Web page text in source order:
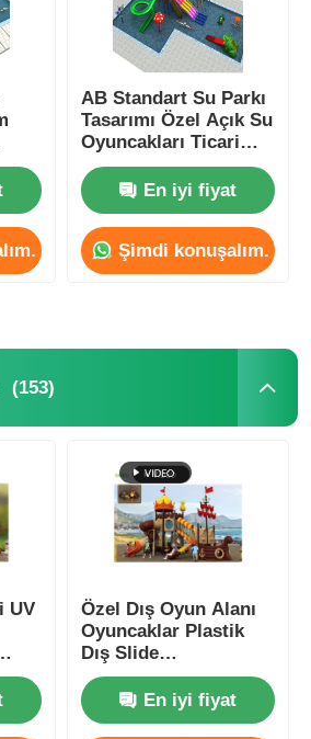
AB Standart Su Parkı
Tasarımı Özel Açık Su
Oyuncakları Ticari
Anti Crack
En iyi fiyat
Şimdi konuşalım.
(153)
UV
Özel Dış Oyun Alanı
Oyuncaklar Plastik
Dış Slide
1120*660*650CM
En iyi fiyat